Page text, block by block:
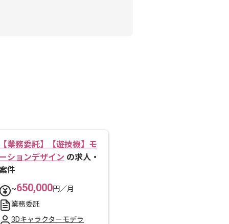
業務委託】【遊技機】モ
ションデザイン の求人・
件
~650,000円／月
業務委託
3Dキャラクターモデラ